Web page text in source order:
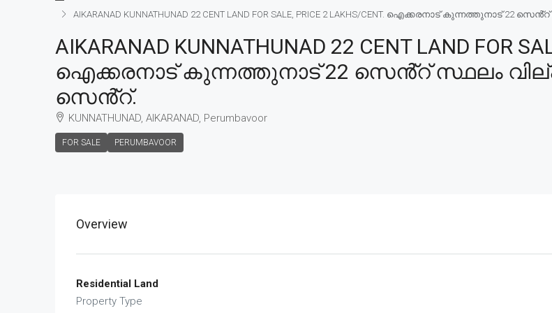
AIKARANAD KUNNATHUNAD 22 CENT LAND FOR SALE, PRICE 2 LAKHS/CENT. ഐക്കരനാട് കുന്നത്തുനാട്
AIKARANAD KUNNATHUNAD 22 CENT LAND FOR
ഐക്കരനാട് കുന്നത്തുനാട് 22 സെൻ്റ് സ്ഥലം
സെൻ്റ്.
KUNNATHUNAD, AIKARANAD, Perumbavoor
FOR SALE PERUMBAVOOR
Overview
Residential Land
Property Type